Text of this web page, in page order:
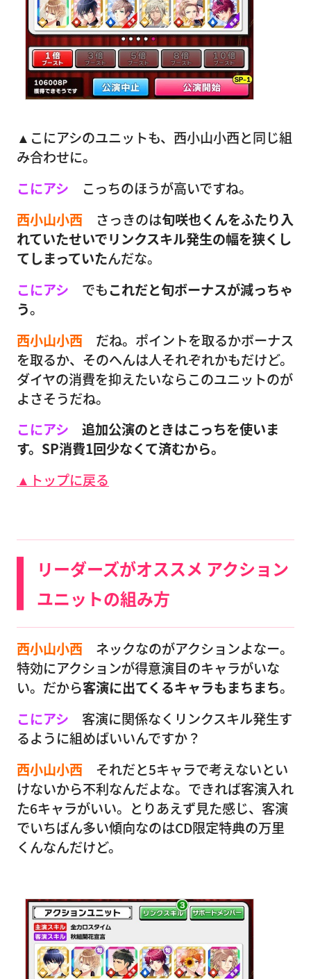
▲こにアシのユニットも、西小山小西と同じ組
み合わせに。
こにアシ こっちのほうが高いですね。
西小山小西 さっきのは旬咲也くんをふたり入
れていたせいでリンクスキル発生の幅を狭くし
てしまっていたんだな。
こにアシ でもこれだと旬ボーナスが減っちゃ
う。
西小山小西 だね。ポイントを取るかボーナス
を取るか、そのへんは人それぞれかもだけど。
ダイヤの消費を抑えたいならこのユニットのが
よさそうだね。
こにアシ
追加公演のときはこっちを使いま
す。SP消費1回少なくて済むから。
▲トップに戻る
リーダーズがオススメ アクション
ユニットの組み方
西小山小西 ネックなのがアクションよなー。
特効にアクションが得意演目のキャラがいな
い。だから客演に出てくるキャラもまちまち。
こにアシ 客演に関係なくリンクスキル発生す
るように組めばいいんですか？
西小山小西 それだと5キャラで考えないとい
けないから不利なんだよな。できれば客演入れ
た6キャラがいい。とりあえず見た感じ、客演
でいちばん多い傾向なのはCD限定特典の万里
くんなんだけど。